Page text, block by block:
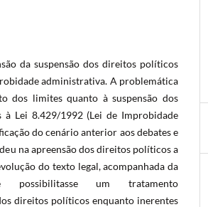
da suspensão dos direitos políticos
administrativa. A problemática
dos limites quanto à suspensão dos
Lei 8.429/1992 (Lei de Improbidade
do cenário anterior aos debates e
na apreensão dos direitos políticos a
do texto legal, acompanhada da
possibilitasse um tratamento
direitos políticos enquanto inerentes